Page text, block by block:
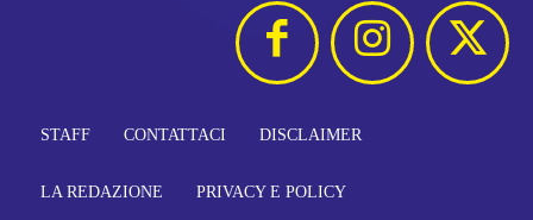
STAFF CONTATTACI DISCLAIMER
LA REDAZIONE PRIVACY E POLICY